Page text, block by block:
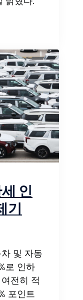
인
기
및 자동
로 인하
전히 적
포인트